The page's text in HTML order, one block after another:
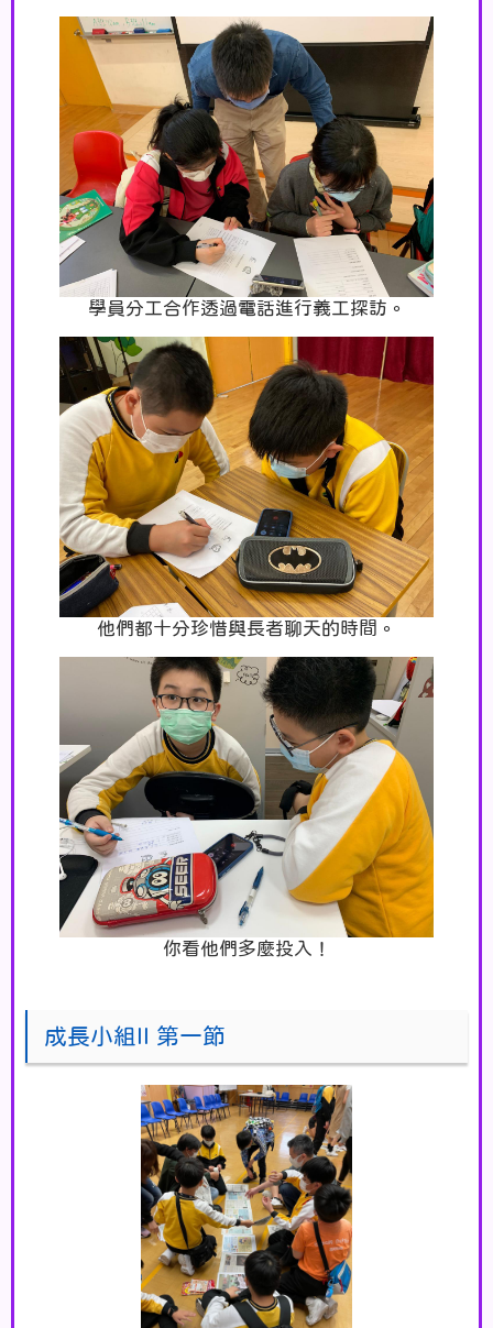
學員分工合作透過電話進行義工探訪。
他們都十分珍惜與長者聊天的時間。
你看他們多麼投入！
成長小組II 第一節